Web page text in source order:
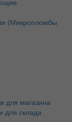
(Микропломбы
для магазина
для склада